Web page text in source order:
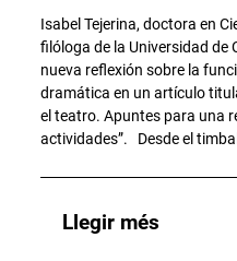
Isabel Tejerina, doctora en
filóloga de la Universidad de
nueva reflexión sobre la
dramática en un artículo
el teatro. Apuntes para una
actividades”. Desde el
Llegir més